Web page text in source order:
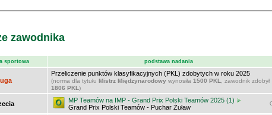
zawodnika
sportowa podstawa nadania
Przeliczenie punktów klasyfikacyjnych (PKL) zdobytych w roku 2025
(norma dla tytułu Mistrz Międzynarodowy wynosiła 1500 PKL
, zawodnik zdobył
1806 PKL )
MP Teamów na IMP - Grand Prix Polski Teamów 2025 (1)
Grand Prix Polski Teamów - Puchar Żuław